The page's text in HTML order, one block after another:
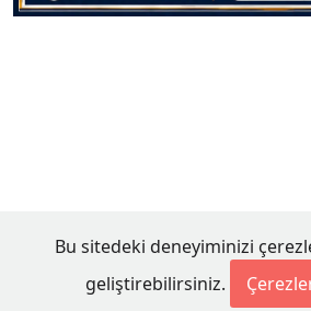
Bu sitedeki deneyiminizi
geliştirebilirsiniz.